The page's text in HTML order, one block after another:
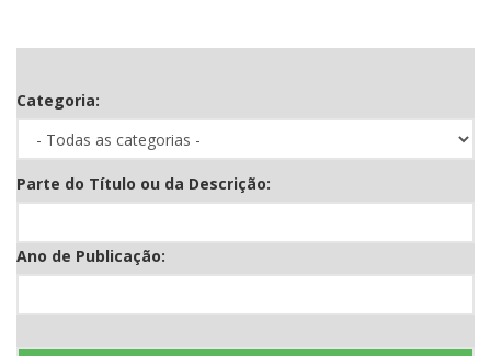
Categoria:
Parte do Título ou da Descrição:
Ano de Publicação: